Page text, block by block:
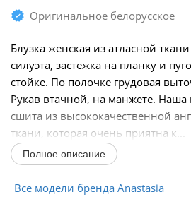
Оригинальное белорусское
Блузка женская из атласной
силуэта, застежка на планку и
стойке. По полочке грудовая
Рукав втачной, на манжете. Наша
сшита из высококачественной
ткани, которая очень приятна к...
Полное описание
Все модели бренда Anastasia